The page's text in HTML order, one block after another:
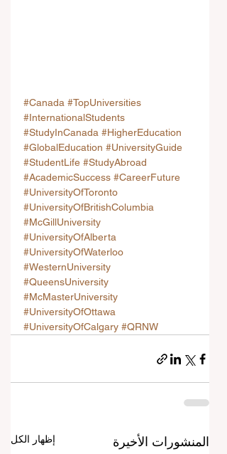
#Canada #TopUniversities
#InternationalStudents
#StudyInCanada #HigherEducation
#GlobalEducation #UniversityGuide
#StudentLife #StudyAbroad
#AcademicSuccess #CareerFuture
#UniversityOfToronto
#UniversityOfBritishColumbia
#McGillUniversity
#UniversityOfAlberta
#UniversityOfWaterloo
#WesternUniversity
#QueensUniversity
#McMasterUniversity
#UniversityOfOttawa
#UniversityOfCalgary #QRNW
المنشورات الأخيرة إظهار الكل